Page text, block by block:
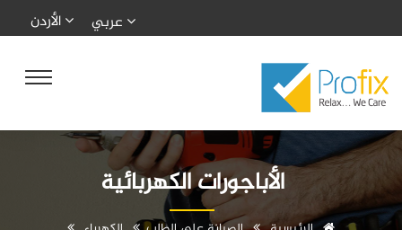
الأباجورات الكهربائية